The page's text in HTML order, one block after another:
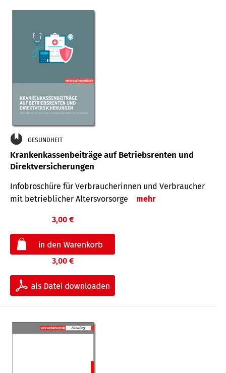
GESUNDHEIT
Krankenkassenbeiträge auf Betriebsrenten und
Direktversicherungen
Infobroschüre für Verbraucherinnen und Verbraucher
mit betrieblicher Altersvorsorge
mehr
3,00 €
3,00 €